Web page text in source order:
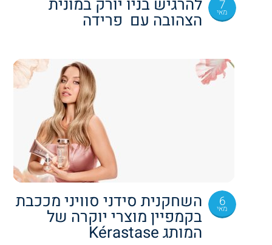
7
מאי הצהובה עם פרידה
6
מאי השחקנית סידני סוויני מככבת
בקמפיין מוצרי יוקרה של
המותג Kérastase